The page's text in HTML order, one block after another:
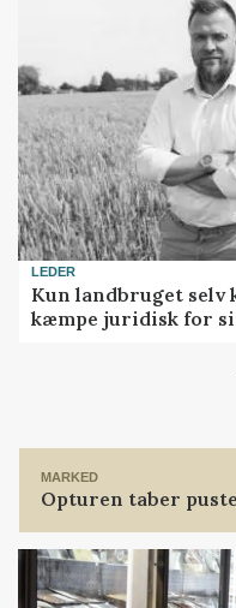
LEDER
Kun landbruget selv
kæmpe juridisk for
MARKED
Opturen taber